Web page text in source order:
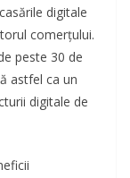
digitale
comerțului.
peste 30 de
astfel ca un
digitale de